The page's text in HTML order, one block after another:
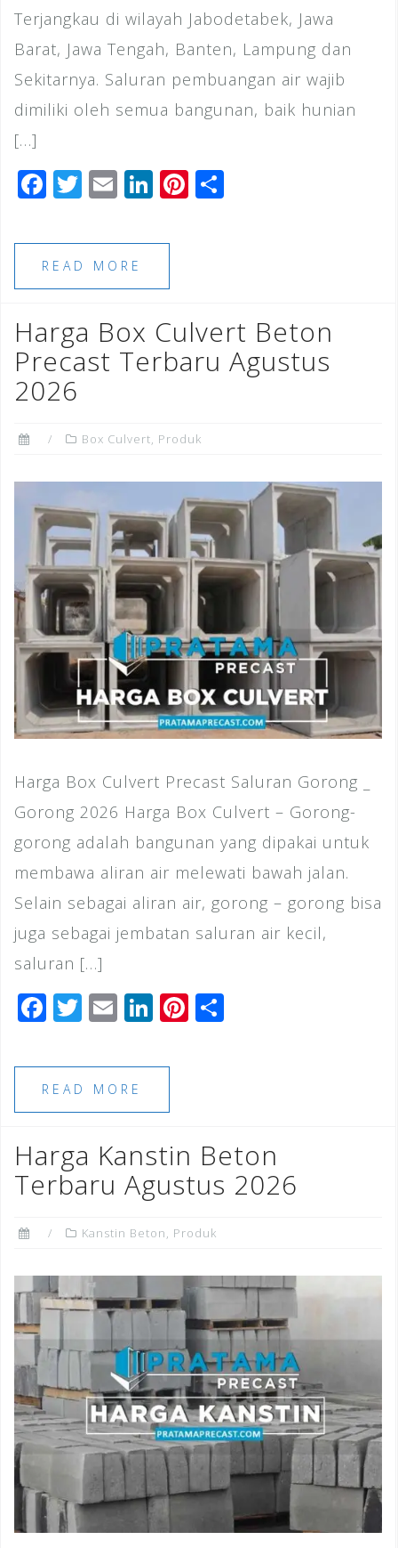
Terjangkau di wilayah Jabodetabek, Jawa
Barat, Jawa Tengah, Banten, Lampung dan
Sekitarnya. Saluran pembuangan air wajib
dimiliki oleh semua bangunan, baik hunian
[…]
F
c
e
b
o
o
k
T
tt
e
r
E
ai
l
Li
k
dI
n
Pi
st
READ MORE
Harga Box Culvert Beton
Precast Terbaru Agustus
2026
Box Culvert, Produk
Harga Box Culvert Precast Saluran Gorong _
Gorong 2026 Harga Box Culvert – Gorong-
gorong adalah bangunan yang dipakai untuk
membawa aliran air melewati bawah jalan.
Selain sebagai aliran air, gorong – gorong bisa
juga sebagai jembatan saluran air kecil,
saluran […]
F
c
e
b
o
o
k
T
tt
e
r
E
ai
l
Li
k
dI
n
Pi
st
READ MORE
Harga Kanstin Beton
Terbaru Agustus 2026
Kanstin Beton, Produk